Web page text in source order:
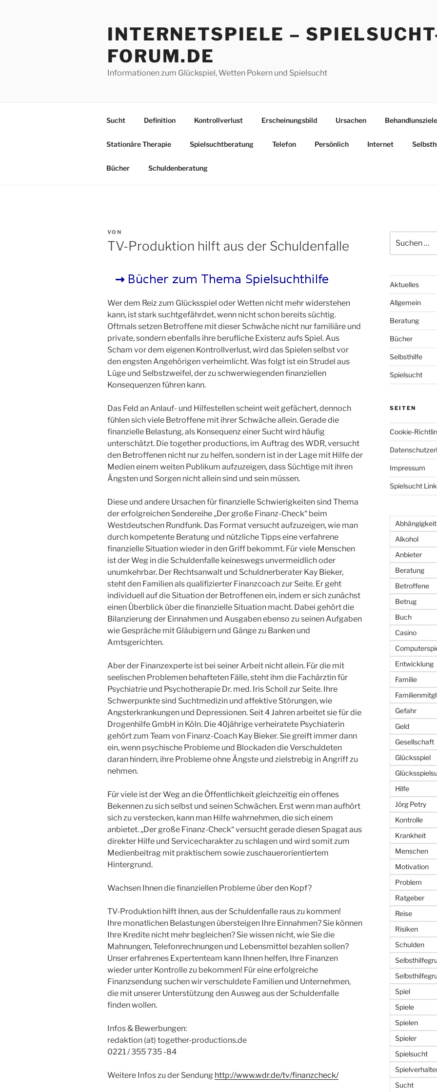
INTERNETSPIELE –
FORUM.DE
Informationen zum Glückspiel, Wetten Pokern und Spielsucht
Sucht Definition Kontrollverlust Erscheinungsbild Ursachen Behandlunsziele
Stationäre Therapie Spielsuchtberatung Telefon Persönlich Internet
Bücher Schuldenberatung
Bücher Schuldenberatung
V
E
L
C
H
A
M
VON
TV-Produktion hilft aus der Schuldenfalle
Wer dem Reiz zum Glücksspiel oder Wetten nicht mehr widerstehen
kann, ist stark suchtgefährdet, wenn nicht schon bereits süchtig.
Oftmals setzen Betroffene mit dieser Schwäche nicht nur familiäre und
private, sondern ebenfalls ihre berufliche Existenz aufs Spiel. Aus
Scham vor dem eigenen Kontrollverlust, wird das Spielen selbst vor
den engsten Angehörigen verheimlicht. Was folgt ist ein Strudel aus
Lüge und Selbstzweifel, der zu schwerwiegenden finanziellen
Konsequenzen führen kann.
Das Feld an Anlauf- und Hilfestellen scheint weit gefächert, dennoch
fühlen sich viele Betroffene mit ihrer Schwäche allein. Gerade die
finanzielle Belastung, als Konsequenz einer Sucht wird häufig
unterschätzt. Die together productions, im Auftrag des WDR, versucht
den Betroffenen nicht nur zu helfen, sondern ist in der Lage mit Hilfe der
Medien einem weiten Publikum aufzuzeigen, dass Süchtige mit ihren
Ängsten und Sorgen nicht allein sind und sein müssen.
Diese und andere Ursachen für finanzielle Schwierigkeiten sind Thema
der erfolgreichen Sendereihe „Der große Finanz-Check“ beim
Westdeutschen Rundfunk. Das Format versucht aufzuzeigen, wie man
durch kompetente Beratung und nützliche Tipps eine verfahrene
finanzielle Situation wieder in den Griff bekommt. Für viele Menschen
ist der Weg in die Schuldenfalle keineswegs unvermeidlich oder
unumkehrbar. Der Rechtsanwalt und Schuldnerberater Kay Bieker,
steht den Familien als qualifizierter Finanzcoach zur Seite. Er geht
individuell auf die Situation der Betroffenen ein, indem er sich zunächst
einen Überblick über die finanzielle Situation macht. Dabei gehört die
Bilanzierung der Einnahmen und Ausgaben ebenso zu seinen Aufgaben
wie Gespräche mit Gläubigern und Gänge zu Banken und
Amtsgerichten.
Aber der Finanzexperte ist bei seiner Arbeit nicht allein. Für die mit
seelischen Problemen behafteten Fälle, steht ihm die Fachärztin für
Psychiatrie und Psychotherapie Dr. med. Iris Scholl zur Seite. Ihre
Schwerpunkte sind Suchtmedizin und affektive Störungen, wie
Angsterkrankungen und Depressionen. Seit 4 Jahren arbeitet sie für die
Drogenhilfe GmbH in Köln. Die 40jährige verheiratete Psychiaterin
gehört zum Team von Finanz-Coach Kay Bieker. Sie greift immer dann
ein, wenn psychische Probleme und Blockaden die Verschuldeten
daran hindern, ihre Probleme ohne Ängste und zielstrebig in Angriff zu
nehmen.
Für viele ist der Weg an die Öffentlichkeit gleichzeitig ein offenes
Bekennen zu sich selbst und seinen Schwächen. Erst wenn man aufhört
sich zu verstecken, kann man Hilfe wahrnehmen, die sich einem
anbietet. „Der große Finanz-Check“ versucht gerade diesen Spagat aus
direkter Hilfe und Servicecharakter zu schlagen und wird somit zum
Medienbeitrag mit praktischem sowie zuschauerorientiertem
Hintergrund.
Wachsen Ihnen die finanziellen Probleme über den Kopf?
TV-Produktion hilft Ihnen, aus der Schuldenfalle raus zu kommen!
Ihre monatlichen Belastungen übersteigen Ihre Einnahmen? Sie können
Ihre Kredite nicht mehr begleichen? Sie wissen nicht, wie Sie die
Mahnungen, Telefonrechnungen und Lebensmittel bezahlen sollen?
Unser erfahrenes Expertenteam kann Ihnen helfen, Ihre Finanzen
wieder unter Kontrolle zu bekommen! Für eine erfolgreiche
Finanzsendung suchen wir verschuldete Familien und Unternehmen,
die mit unserer Unterstützung den Ausweg aus der Schuldenfalle
finden wollen.
Infos & Bewerbungen:
redaktion (at) together-productions.de
0221 / 355 735 -84
Weitere Infos zu der Sendung http://www.wdr.de/tv/finanzcheck/
c
n
n
a
c
h
:
Aktuelles
Allgemein
Beratung
Bücher
Selbsthilfe
Spielsucht
SEITEN
Cookie-
Impressum
Spielsucht
Abhängigkeit
Alkohol
Anbieter
Beratung
Betroffene
Betrug
Buch
Casino
Entwicklung
Familie
Gefahr
Geld
Gesellschaft
Glücksspiel
Hilfe
Jörg Petry
Kontrolle
Krankheit
Menschen
Motivation
Problem
Ratgeber
Reise
Risiken
Schulden
Spiel
Spiele
Spielen
Spieler
Spielsucht
Sucht